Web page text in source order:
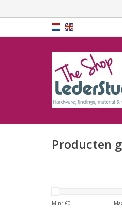
Producten
Min: €0